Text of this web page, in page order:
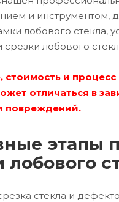
и инструментом,
лобового стекла,
срезки лобового
стоимость и процесс
отличаться в
повреждений.
этапы
лобового
стекла и